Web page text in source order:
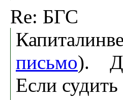
Re: БГС
письмо).
Если